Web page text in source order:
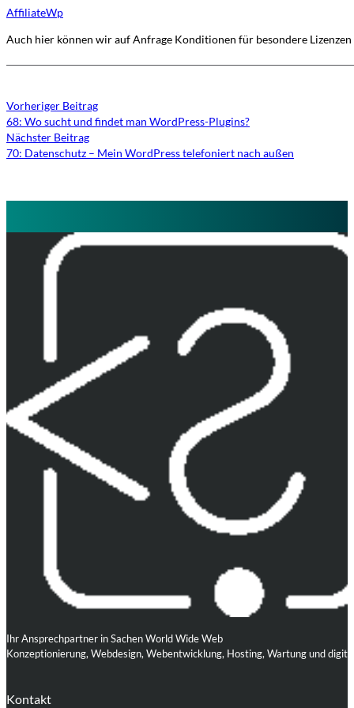
AffiliateWp
Auch hier können wir auf Anfrage Konditionen für besondere Lizenzen
Vorheriger Beitrag
68: Wo sucht und findet man WordPress-Plugins?
Nächster Beitrag
70: Datenschutz – Mein WordPress telefoniert nach außen
Ihr Ansprechpartner in Sachen World Wide Web
Konzeptionierung, Webdesign, Webentwicklung, Hosting, Wartung und
Kontakt